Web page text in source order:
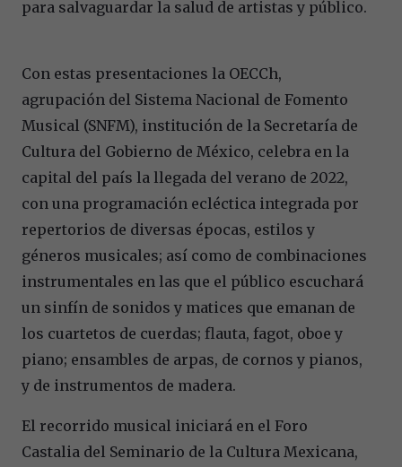
para salvaguardar la salud de artistas y público.
Con estas presentaciones la OECCh,
agrupación del Sistema Nacional de Fomento
Musical (SNFM), institución de la Secretaría de
Cultura del Gobierno de México, celebra en la
capital del país la llegada del verano de 2022,
con una programación ecléctica integrada por
repertorios de diversas épocas, estilos y
géneros musicales; así como de combinaciones
instrumentales en las que el público escuchará
un sinfín de sonidos y matices que emanan de
los cuartetos de cuerdas; flauta, fagot, oboe y
piano; ensambles de arpas, de cornos y pianos,
y de instrumentos de madera.
El recorrido musical iniciará en el Foro
Castalia del Seminario de la Cultura Mexicana,